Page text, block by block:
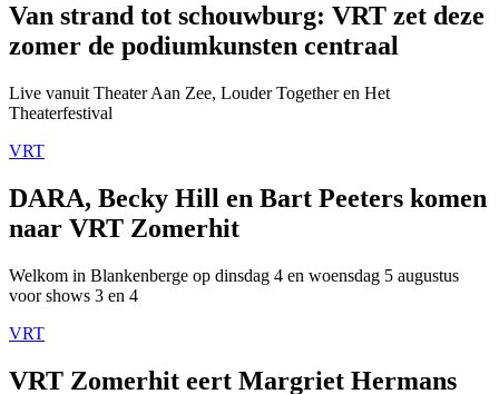
Van strand tot schouwburg: VRT zet deze
zomer de podiumkunsten centraal
Live vanuit Theater Aan Zee, Louder Together en Het
Theaterfestival
VRT
DARA, Becky Hill en Bart Peeters komen
naar VRT Zomerhit
Welkom in Blankenberge op dinsdag 4 en woensdag 5 augustus
voor shows 3 en 4
VRT
VRT Zomerhit eert Margriet Hermans